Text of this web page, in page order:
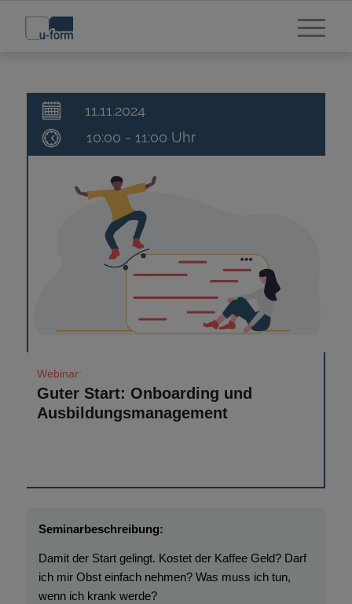
11.11.2024
10:00 - 11:00
Guter Start: Onboarding und
Ausbildungsmanagement
Damit der Start gelingt. Kostet der Kaffee Geld? Darf
ich mir Obst einfach nehmen? Was muss ich tun,
wenn ich krank werde?